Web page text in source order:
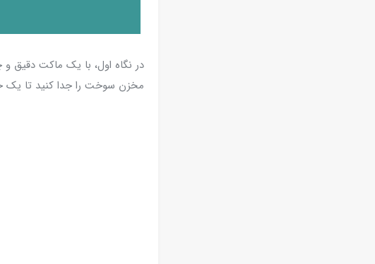
مخزن سوخت را جدا کنید تا